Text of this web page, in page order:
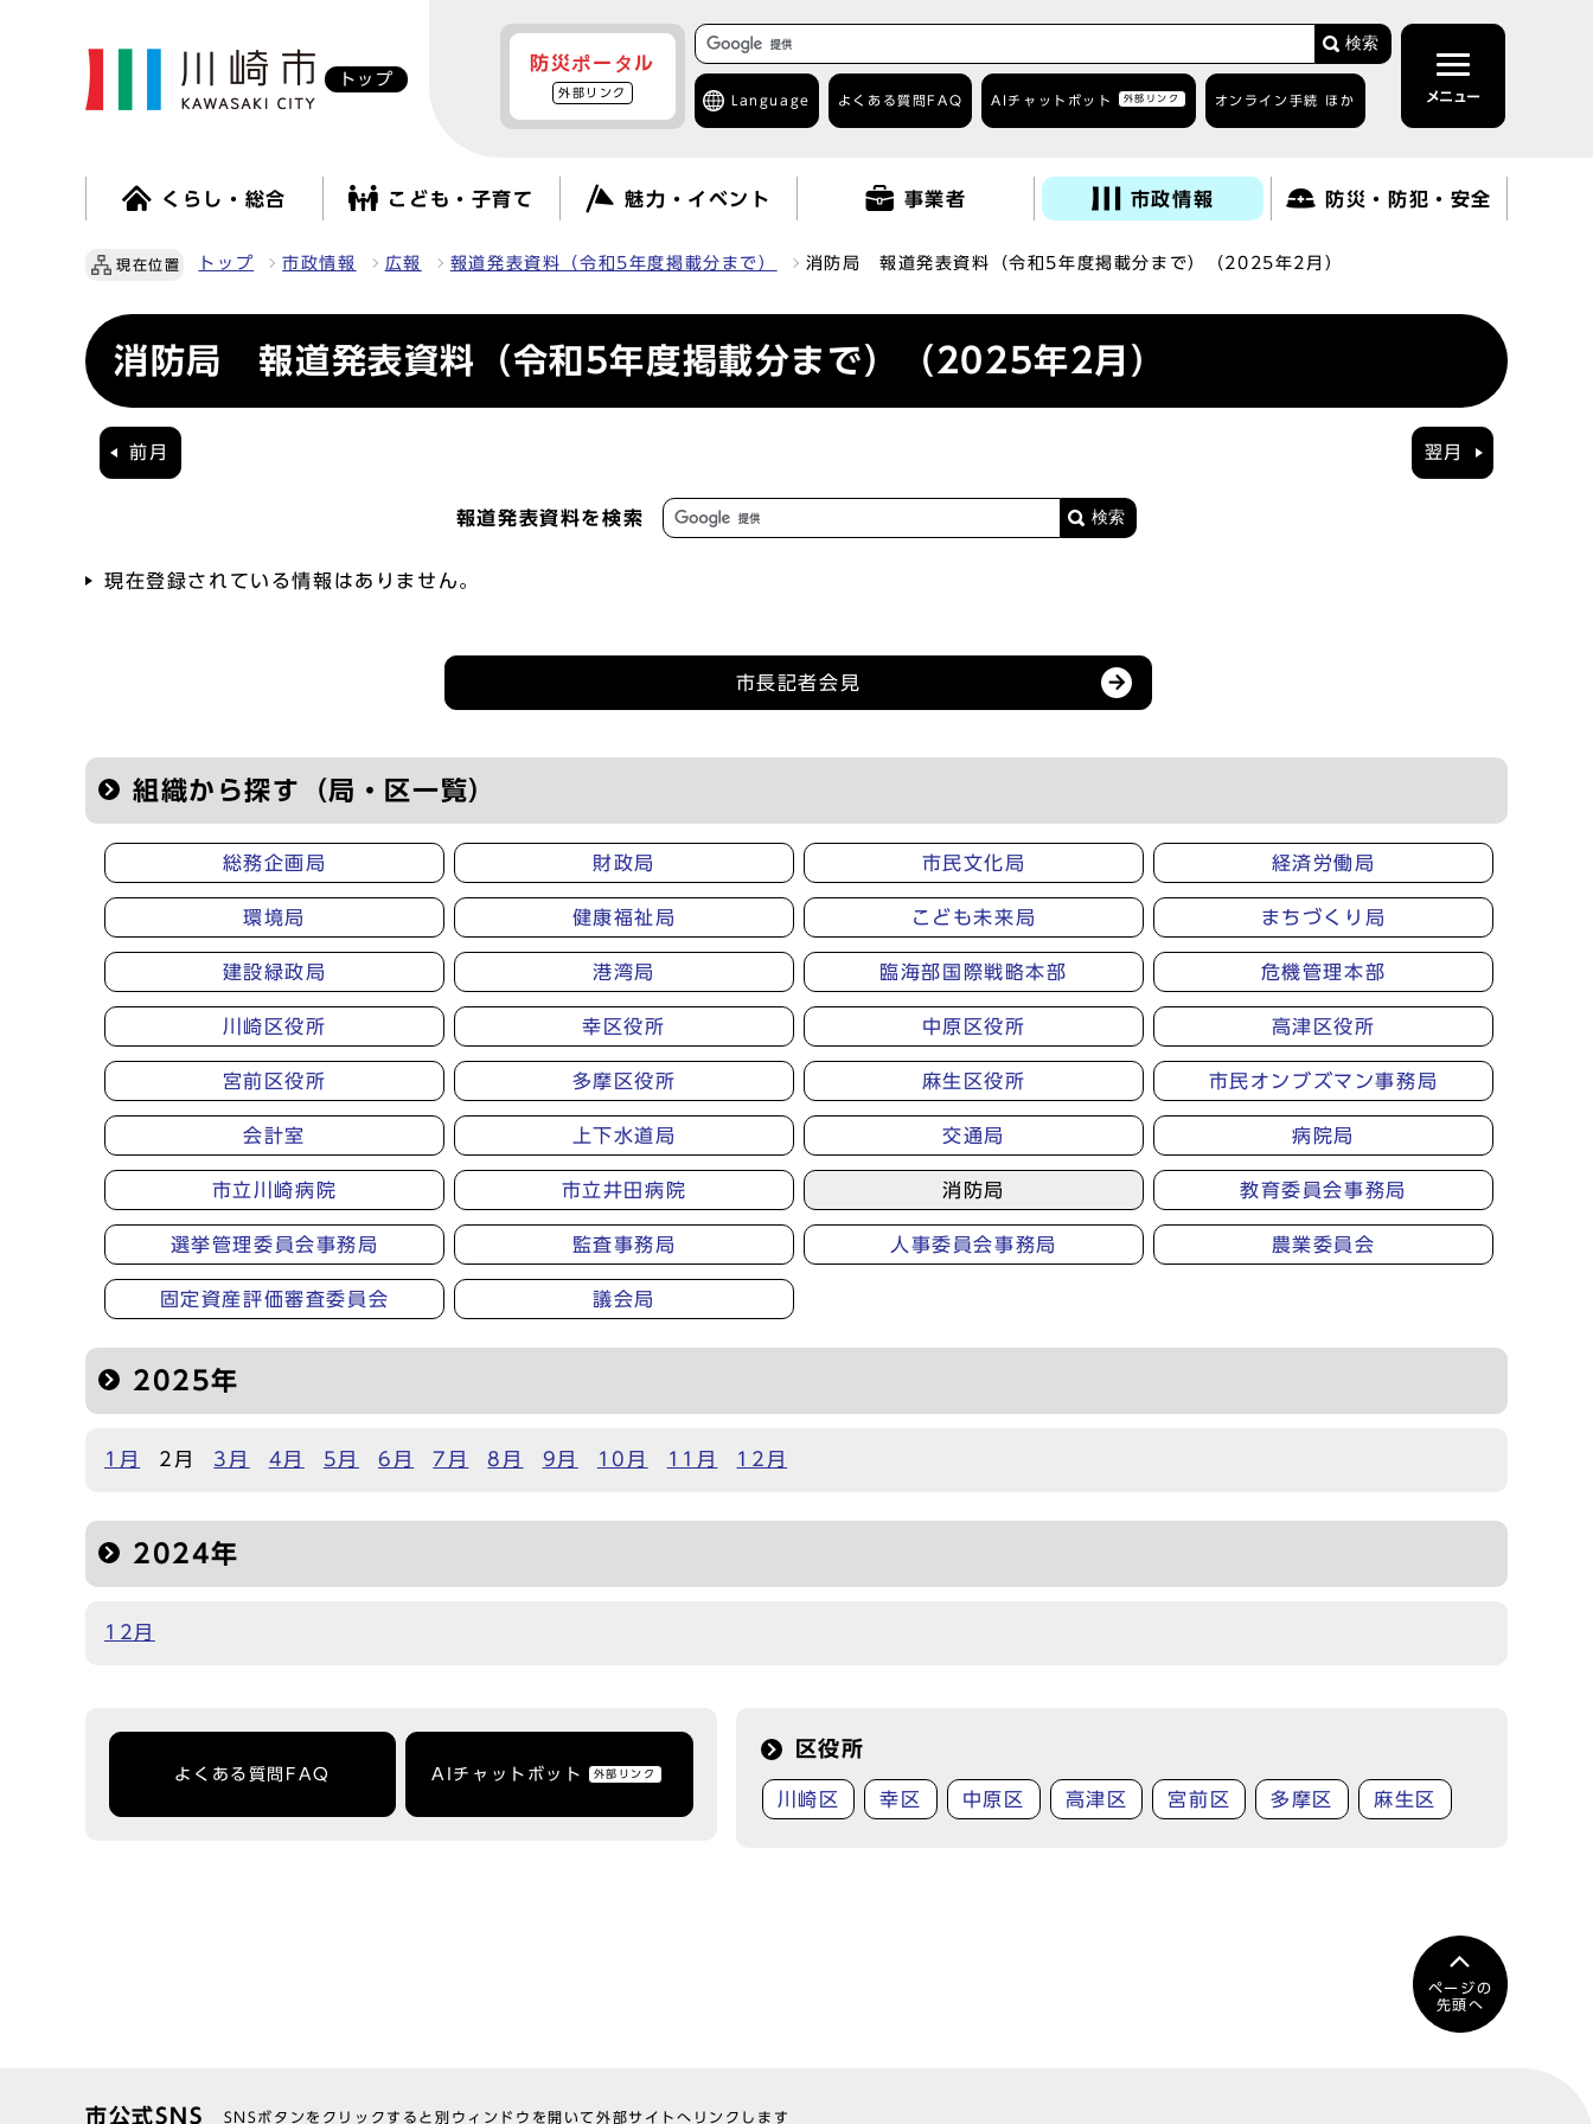
トップ
防災ポータル
外部リンク
検索
Language よくある質問 FAQ AIチャットボット 外部リンク オンライン手続 ほか メニュー
くらし・総合 こども・子育て 魅力・イベント 事業者 市政情報 防災・防犯・安全
現在位置 トップ 市政情報 広報 報道発表資料（令和5年度掲載分まで） 消防局 報道発表資料（令和5年度掲載分まで）（2025年2月）
消防局 報道発表資料（令和5年度掲載分まで）（2025年2月）
前月 翌月
報道発表資料を検索
現在登録されている情報はありません。
市長記者会見
組織から探す（局・区一覧）
総務企画局 財政局 市民文化局 経済労働局
環境局 健康福祉局 こども未来局 まちづくり局
建設緑政局 港湾局 臨海部国際戦略本部 危機管理本部
川崎区役所 幸区役所 中原区役所 高津区役所
宮前区役所 多摩区役所 麻生区役所 市民オンブズマン事務局
会計室 上下水道局 交通局 病院局
市立川崎病院 市立井田病院 消防局 教育委員会事務局
選挙管理委員会事務局 監査事務局 人事委員会事務局 農業委員会
固定資産評価審査委員会 議会局
2025年
1月 2月 3月 4月 5月 6月 7月 8月 9月 10月 11月 12月
2024年
12月
よくある質問FAQ AIチャットボット 外部リンク
区役所
川崎区 幸区 中原区 高津区 宮前区 多摩区 麻生区
ページの
先頭へ
市公式SNS SNSボタンをクリックすると別ウィンドウを開いて外部サイトへリンクします